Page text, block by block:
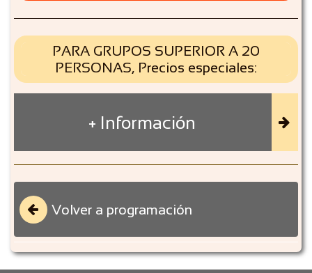
PARA GRUPOS SUPERIOR A 20
PERSONAS, Precios especiales:
+ Información 
Volver a programación
